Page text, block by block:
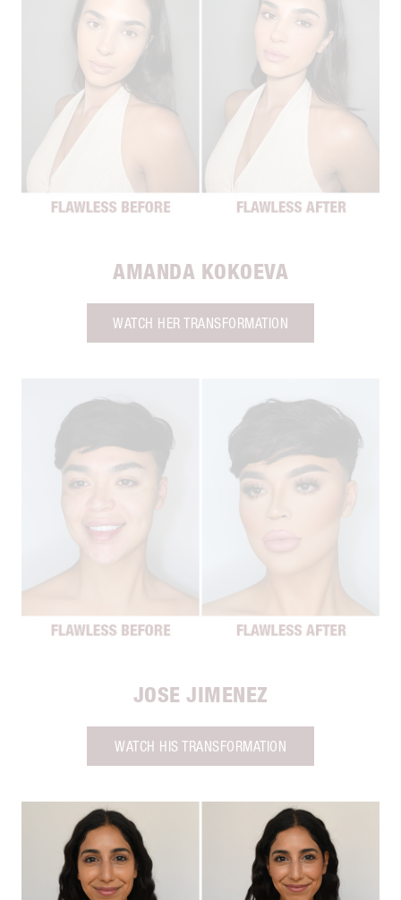
AMANDA KOKOEVA
WATCH HER TRANSFORMATION
JOSE JIMENEZ
WATCH HIS TRANSFORMATION